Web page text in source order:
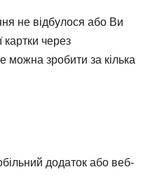
не відбулося або Ви
картки через
можна зробити за кілька
додаток або веб-